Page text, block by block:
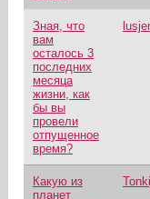
Зная, что
вам
осталось 3
последних
месяца
жизни, как
бы вы
провели
отпущенное
время?
Какую из
планет